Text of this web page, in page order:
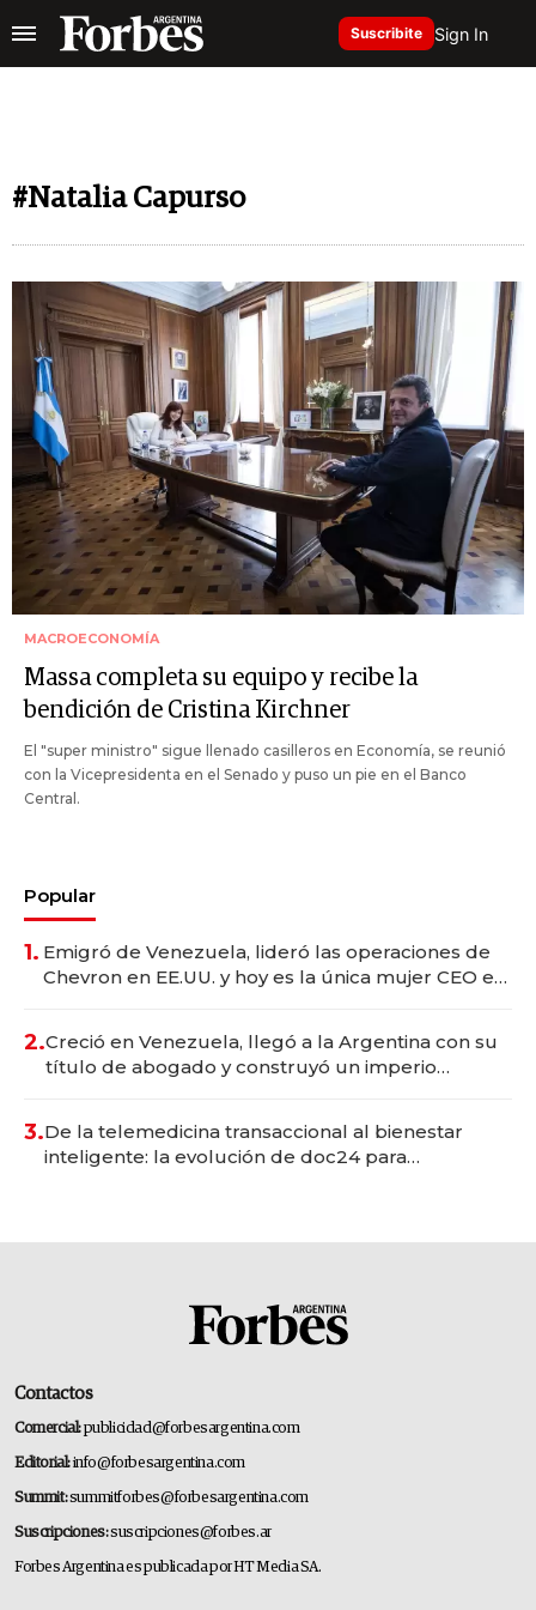
Suscribite Sign In
#Natalia Capurso
MACROECONOMÍA
Massa completa su equipo y recibe la
bendición de Cristina Kirchner
El "super ministro" sigue llenado casilleros en Economía, se reunió
con la Vicepresidenta en el Senado y puso un pie en el Banco
Central.
Popular
1. Emigró de Venezuela, lideró las operaciones de
Chevron en EE.UU. y hoy es la única mujer CEO en
2.Creció en Venezuela, llegó a la Argentina con su
título de abogado y construyó un imperio
3.De la telemedicina transaccional al bienestar
inteligente: la evolución de doc24 para
Contactos
Comercial:publicidad@forbesargentina.com
Editorial:info@forbesargentina.com
Summit:summitforbes@forbesargentina.com
Suscripciones:suscripciones@forbes.ar
Forbes Argentina es publicada por HT Media SA.